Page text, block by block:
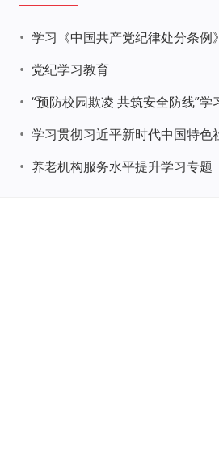
• 学习《中国共产党纪律处分条例》
• 党纪学习教育
•
•
• 养老机构服务水平提升学习专题